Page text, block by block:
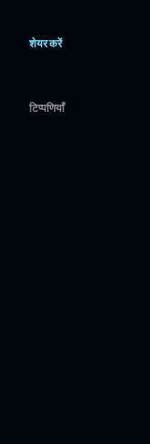
शेयर करें
टिप्पणियाँ